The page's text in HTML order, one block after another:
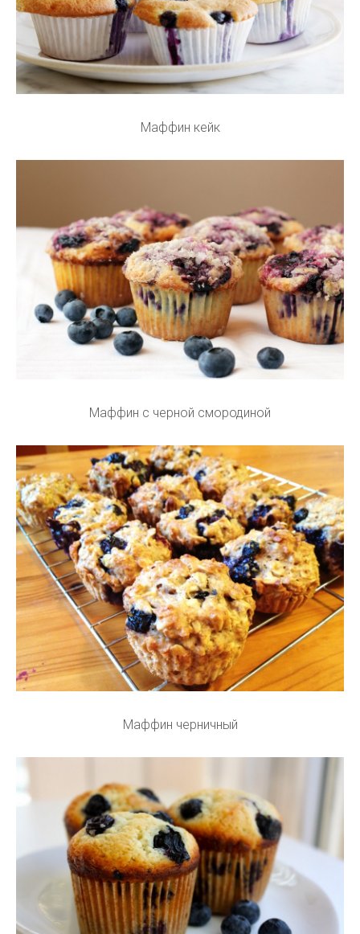
Маффин кейк
Маффин с черной смородиной
Маффин черничный